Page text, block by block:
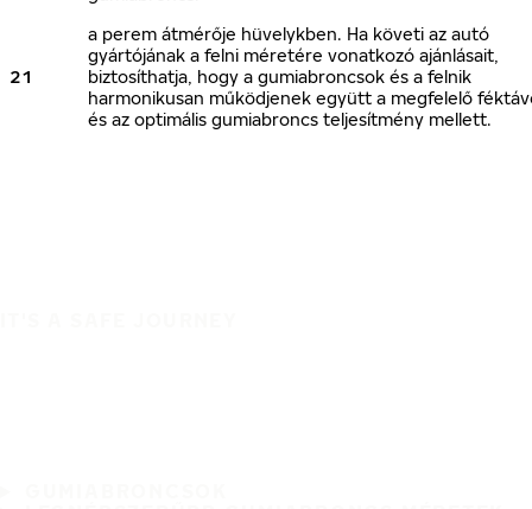
21
a perem átmérője hüvelykben. Ha követi az autó
gyártójának a felni méretére vonatkozó ajánlásait,
biztosíthatja, hogy a gumiabroncsok és a felnik
harmonikusan működjenek együtt a megfelelő
és az optimális gumiabroncs teljesítmény mellett.